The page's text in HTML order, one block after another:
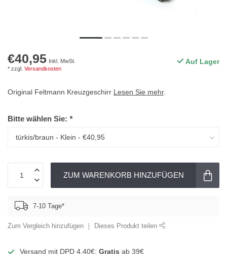
€40,95 Inkl. MwSt.
* zzgl. Versandkosten
Auf Lager
Original Feltmann Kreuzgeschirr Lesen Sie mehr.
Bitte wählen Sie: *
ZUM WARENKORB HINZUFÜGEN
7-10 Tage*
Zum Vergleich hinzufügen Dieses Produkt teilen
Versand mit DPD 4,40€; Gratis ab 39€